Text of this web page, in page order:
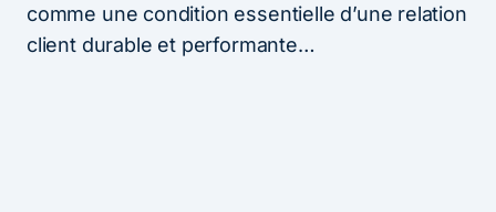
comme une condition essentielle d’une relation
client durable et performante…